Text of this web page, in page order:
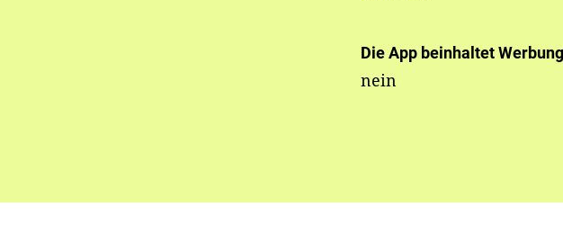
Die App beinhaltet Werbung
nein